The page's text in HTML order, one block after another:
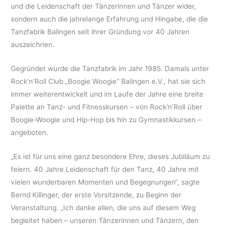
und die Leidenschaft der Tänzerinnen und Tänzer wider,
sondern auch die jahrelange Erfahrung und Hingabe, die die
Tanzfabrik Balingen seit ihrer Gründung vor 40 Jahren
auszeichnen.
Gegründet wurde die Tanzfabrik im Jahr 1985. Damals unter
Rock’n’Roll Club „Boogie Woogie“ Balingen e.V., hat sie sich
immer weiterentwickelt und im Laufe der Jahre eine breite
Palette an Tanz- und Fitnesskursen – von Rock’n’Roll über
Boogie-Woogie und Hip-Hop bis hin zu Gymnastikkursen –
angeboten.
„Es ist für uns eine ganz besondere Ehre, dieses Jubiläum zu
feiern. 40 Jahre Leidenschaft für den Tanz, 40 Jahre mit
vielen wunderbaren Momenten und Begegnungen“, sagte
Bernd Killinger, der erste Vorsitzende, zu Beginn der
Veranstaltung. „Ich danke allen, die uns auf diesem Weg
begleitet haben – unseren Tänzerinnen und Tänzern, den